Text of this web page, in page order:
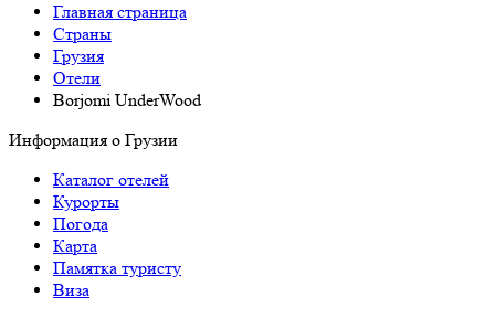
Главная страница
Cтраны
Грузия
Отели
Borjomi UnderWood
Информация о Грузии
Каталог отелей
Курорты
Погода
Карта
Памятка туристу
Виза